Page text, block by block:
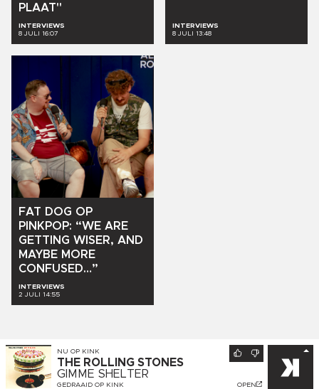
PLAAT"
INTERVIEWS
8 JULI 16:07
INTERVIEWS
8 JULI 13:48
FAT DOG OP
PINKPOP: “WE ARE
GETTING WISER, AND
MAYBE MORE
CONFUSED…”
INTERVIEWS
2 JULI 14:55
NU OP KINK
THE ROLLING STONES
GIMME SHELTER
GEDRAAID OP KINK OPEN